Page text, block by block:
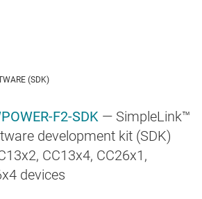
(SDK)
F2-SDK — SimpleLink™
development kit (SDK)
CC13x4, CC26x1,
devices